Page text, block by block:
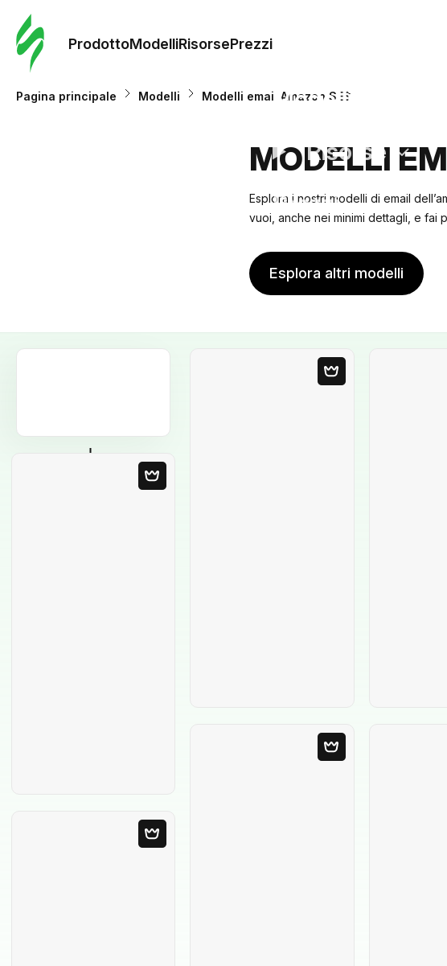
ProdottoModelliRisorsePrezzi
Modelli
Risorse
Prezzi
Pagina principale Modelli Modelli email Amazon SES
MODELLI
Esplora i nostri modelli di email
vuoi, anche nei minimi dettagli, e fai
Esplora altri modelli